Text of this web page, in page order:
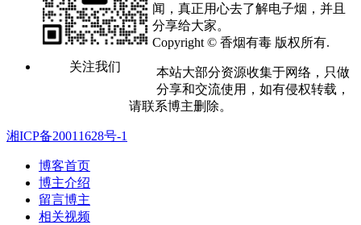
关注我们
闻，真正用心去了解电子烟，并且
分享给大家。
Copyright © 香烟有毒 版权所有.
本站大部分资源收集于网络，只做
分享和交流使用，如有侵权转载，
请联系博主删除。
湘ICP备20011628号-1
博客首页
博主介绍
留言博主
相关视频